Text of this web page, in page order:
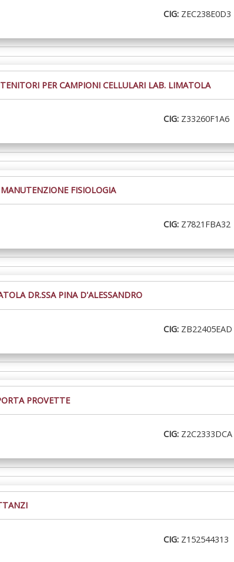
CIG: ZEC238E0D3
PER CAMPIONI CELLULARI LAB. LIMATOLA
CIG: Z33260F1A6
FISIOLOGIA
CIG: Z7821FBA32
DR.SSA PINA D'ALESSANDRO
CIG: ZB22405EAD
PROVETTE
CIG: Z2C2333DCA
CIG: Z152544313